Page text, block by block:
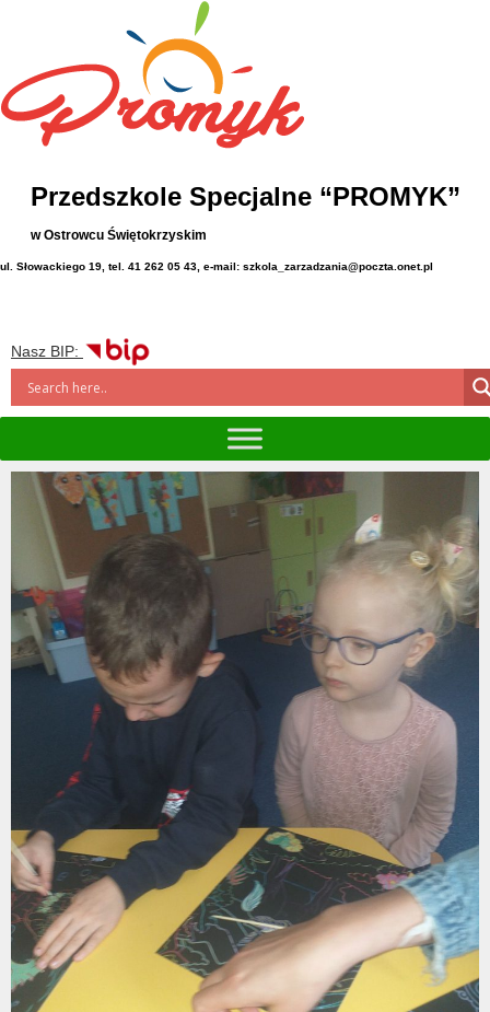
Przedszkole Specjalne “PROMYK”
w Ostrowcu Świętokrzyskim
ul. Słowackiego 19, tel. 41 262 05 43, e-mail: szkola_zarzadzania@poczta.onet.pl
Nasz BIP: